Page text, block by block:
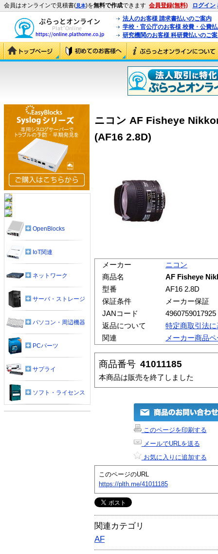
会員はオンラインで見積書(見本)を無料で作成できます 会員登録(無料) ログイン
法人のお客様 請求書払いのご案内
学校・官公庁のお客様 校費・公費
研究機関のお客様 科研費払いのご
ニコン AF Fisheye
(AF16 2.8D)
メーカー
ニコン
商品名
AF Fisheye
型番
AF16 2.8D
保証条件
メーカー保証
JANコード
4960759017925
返品について
特定商取引法
関連
メーカー商品
商品番号 41011185
本商品は販売を終了しました
このページを印刷する
メールでURLを送る
お気に入りに追加する
このページのURL
https://plth.me/41011185
関連カテゴリ
AF
OpenBlocks
IoT関連
ネットワーク
サーバ・ストレージ
パソコン・周辺機器
PCパーツ
サプライ
ソフト・ライセンス